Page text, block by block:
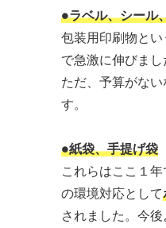
●ラベル、シール
包装用印刷物と
で急激に伸びま
ただ、予算がな
す。
●紙袋、手提げ袋
これらはここ１
の環境対応として
されました。今